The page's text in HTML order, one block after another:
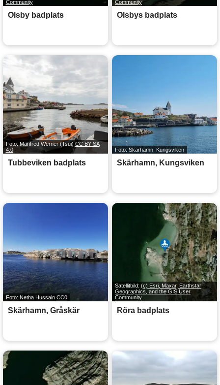
Community
Olsby badplats
Community
Olsbys badplats
Foto: Manfred Werner (Tsui)CC BY-SA
4.0
Tubbeviken badplats
Foto: Skärhamn, Kungsviken
Skärhamn, Kungsviken
Foto: Netha Hussain CC0
Skärhamn, Gråskär
Satellitbild: (c) Esri, Maxar, Earthstar
Geographics, and the GIS User
Community
Röra badplats